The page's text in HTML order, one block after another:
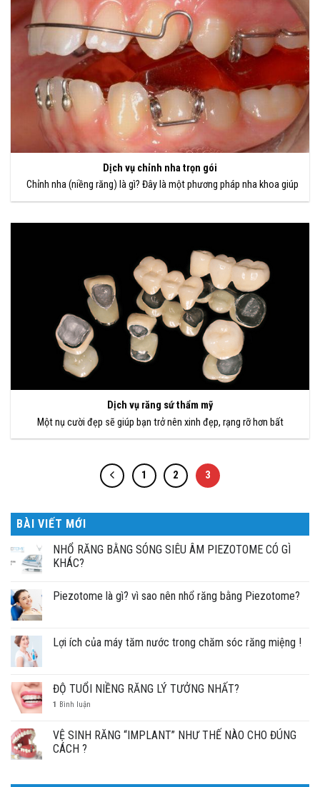
Dịch vụ chỉnh nha trọn gói
Chỉnh nha (niềng răng) là gì? Đây là một phương pháp nha khoa giúp
Dịch vụ răng sứ thẩm mỹ
Một nụ cười đẹp sẽ giúp bạn trở nên xinh đẹp, rạng rỡ hơn bất
1 2 3
BÀI VIẾT MỚI
NHỔ RĂNG BẰNG SÓNG SIÊU ÂM PIEZOTOME CÓ GÌ
KHÁC?
Piezotome là gì? vì sao nên nhổ răng bằng Piezotome?
Lợi ích của máy tăm nước trong chăm sóc răng miệng !
ĐỘ TUỔI NIỀNG RĂNG LÝ TƯỞNG NHẤT?
1 Bình luận
VỆ SINH RĂNG “IMPLANT” NHƯ THẾ NÀO CHO ĐÚNG
CÁCH ?